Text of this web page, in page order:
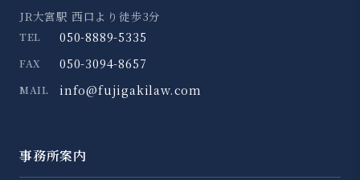
JR大宮駅 西口より徒歩3分
TEL 050-8889-5335
FAX 050-3094-8657
MAIL info@fujigakilaw.com
事務所案内